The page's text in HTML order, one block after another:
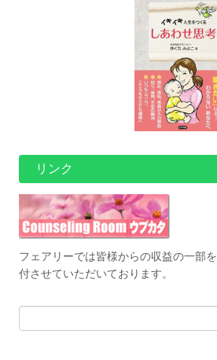
リンク
フェアリーでは皆様からの収益の一部を
付させていただいております。
検
索: